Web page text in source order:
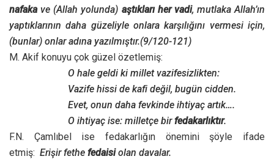
nafakave (Allah yolunda) aştıkları her vadi, mutlaka Allah’ın
yaptıklarının daha güzeliyle onlara karşılığını vermesi için,
(bunlar) onlar adına yazılmıştır.(9/120-121)
M. Akif konuyu çok güzel özetlemiş:
O hale geldi ki millet vazifesizlikten:
Vazife hissi de kafi değil, bugün cidden.
Evet, onun daha fevkinde ihtiyaç artık….
O ihtiyaç ise: milletçe birfedakarlıktır.
F.N. Çamlıbel ise fedakarlığın önemini şöyle ifade
etmiş: Erişir fethe fedaisiolan davalar.